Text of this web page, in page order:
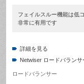
フェイルスルー機能は低
非常に有用です
詳細を見る
Netwiser ロードバランサ
ロードバランサー